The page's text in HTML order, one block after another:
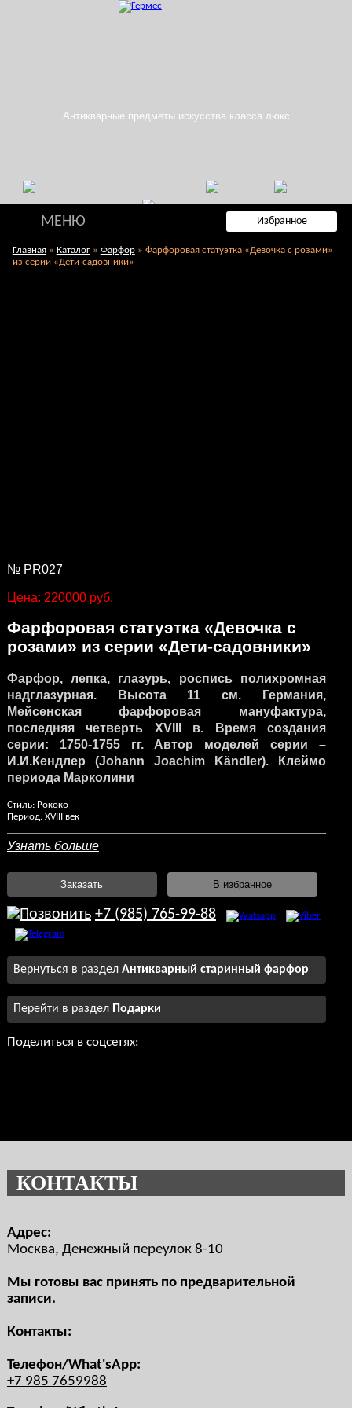
Антикварные предметы искусства класса люкс
Избранное
МЕНЮ
Главная» Каталог» Фарфор» Фарфоровая статуэтка «Девочка с розами»
из серии «Дети-садовники»
№ PR027
Цена: 220000 руб.
Фарфоровая статуэтка «Девочка с
розами» из серии «Дети-садовники»
Фарфор, лепка, глазурь, роспись полихромная
надглазурная. Высота 11 см. Германия,
Мейсенская фарфоровая мануфактура,
последняя четверть XVIII в. Время создания
серии: 1750-1755 гг. Автор моделей серии –
И.И.Кендлер (Johann Joachim Kändler). Клеймо
периода Марколини
Стиль: Рококо
Период: XVIII век
Узнать больше
Заказать В избранное
+7 (985) 765-99-88
Вернуться в раздел Антикварный старинный фарфор
Перейти в раздел Подарки
Поделиться в соцсетях:
КОНТАКТЫ
Адрес:
Москва, Денежный переулок 8-10
Мы готовы вас принять по предварительной
записи.
Контакты:
Телефон/What'sApp:
+7 985 7659988